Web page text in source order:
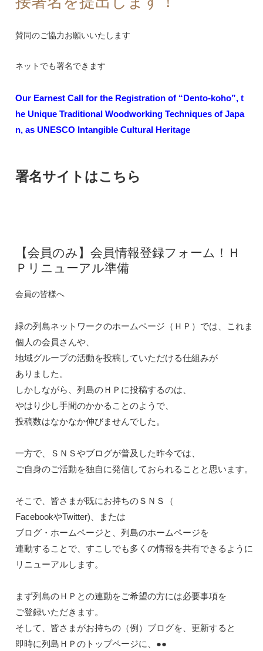
賛同のご協力お願いいたします
ネットでも署名できます
Our Earnest Call for the Registration of “Dento-koho”, t
he Unique Traditional Woodworking Techniques of Japa
n, as UNESCO Intangible Cultural Heritage
署名サイトはこちら
【会員のみ】会員情報登録フォーム！Ｈ
Ｐリニューアル準備
会員の皆様へ
緑の列島ネットワークのホームページ（ＨＰ）では、これま
個人の会員さんや、
地域グループの活動を投稿していただける仕組みが
ありました。
しかしながら、列島のＨＰに投稿するのは、
やはり少し手間のかかることのようで、
投稿数はなかなか伸びませんでした。
一方で、ＳＮＳやブログが普及した昨今では、
ご自身のご活動を独自に発信しておられることと思います。
そこで、皆さまが既にお持ちのＳＮＳ（
FacebookやTwitter)、または
ブログ・ホームページと、列島のホームページを
連動することで、すこしでも多くの情報を共有できるように
リニューアルします。
まず列島のＨＰとの連動をご希望の方には必要事項を
ご登録いただきます。
そして、皆さまがお持ちの（例）ブログを、更新すると
即時に列島ＨＰのトップページに、●●